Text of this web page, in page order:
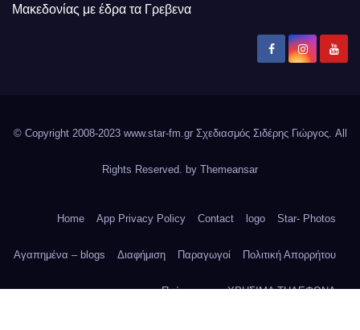
Μακεδονίας με έδρα τα Γρεβενα
© Copyright 2008-2023 www.star-fm.gr Σχεδιασμός Σιδέρης Γιώργος. All
Rights Reserved. by Themeansar
Home App Privacy Policy Contact logo Star- Photos
Αγαπημένα – blogs Διαφήμιση Παραγωγοί Πολιτική Απορρήτου
Πρόγραμμα ΧΡΗΣΙΜΑ ΤΗΛΕΦΩΝΑ